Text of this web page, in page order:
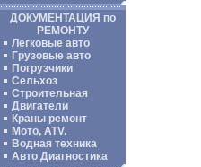
ДОКУМЕНТАЦИЯ по
РЕМОНТУ
Легковые авто
Грузовые авто
Погрузчики
Сельхоз
Строительная
Двигатели
Краны ремонт
Мото, ATV.
Водная техника
Авто Диагностика